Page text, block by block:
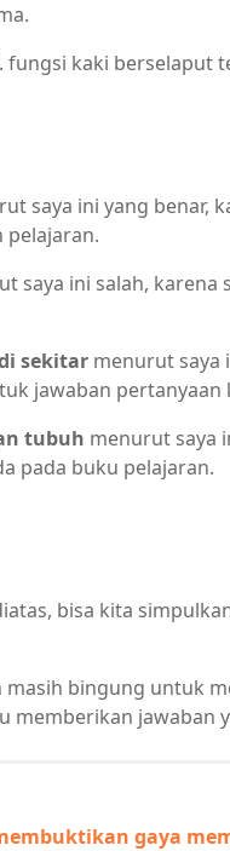
kaki berselaput
saya ini yang benar,
pelajaran.
saya ini salah, karena
sekitar menurut saya
jawaban pertanyaan
tubuh menurut saya
pada buku pelajaran.
bisa kita
masih bingung untuk
memberikan jawaban
gaya